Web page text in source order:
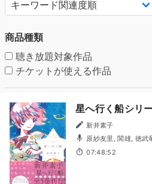
商品種類
聴き放題対象作品
チケットが使える作品
星へ行く船シリ
新井素子
小河原みゆき, MARISA,
07:48:52